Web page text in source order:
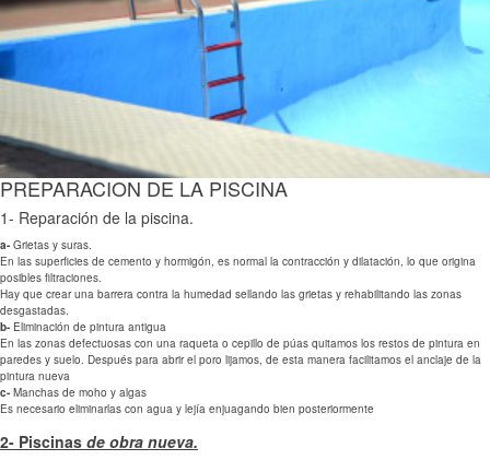
PREPARACION DE LA PISCINA
1- Reparación de la piscina.
a- Grietas y suras.
En las superficies de cemento y hormigón, es normal la contracción y dilatación, lo que origina
posibles filtraciones.
Hay que crear una barrera contra la humedad sellando las grietas y rehabilitando las zonas
desgastadas.
b- Eliminación de pintura antigua
En las zonas defectuosas con una raqueta o cepillo de púas quitamos los restos de pintura en
paredes y suelo. Después para abrir el poro lijamos, de esta manera facilitamos el anclaje de la
pintura nueva
c- Manchas de moho y algas
Es necesario eliminarlas con agua y lejía enjuagando bien posteriormente
2- Piscinas de obra nueva.